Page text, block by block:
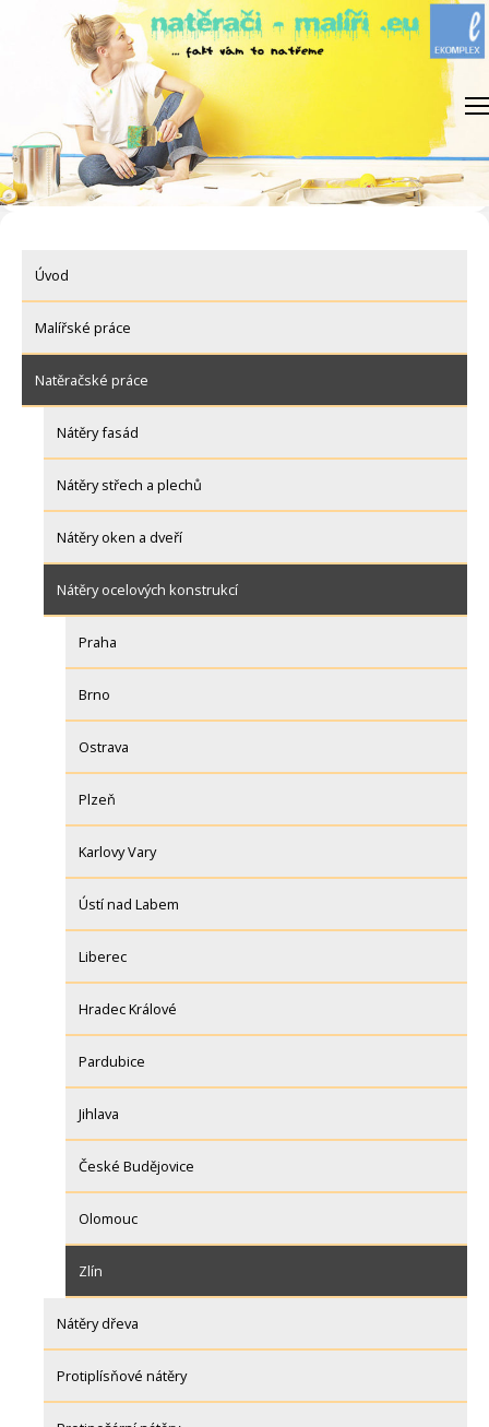
Úvod
Malířské práce
Natěračské práce
Nátěry fasád
Nátěry střech a plechů
Nátěry oken a dveří
Nátěry ocelových konstrukcí
Praha
Brno
Ostrava
Plzeň
Karlovy Vary
Ústí nad Labem
Liberec
Hradec Králové
Pardubice
Jihlava
České Budějovice
Olomouc
Zlín
Nátěry dřeva
Protiplísňové nátěry